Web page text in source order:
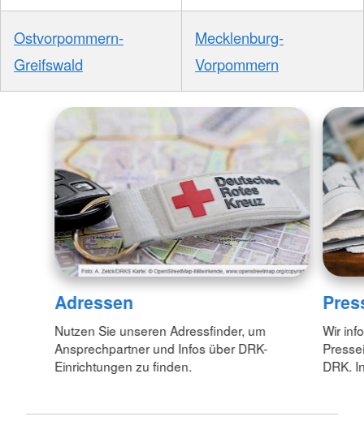
Ostvorpommern-
Greifswald
Mecklenburg-
Vorpommern
Adressen
Nutzen Sie unseren Adressfinder, um
Ansprechpartner und Infos über DRK-
Einrichtungen zu finden.
Wir
DRK.